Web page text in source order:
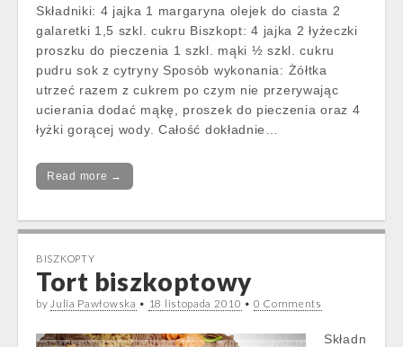
Składniki: 4 jajka 1 margaryna olejek do ciasta 2
galaretki 1,5 szkl. cukru Biszkopt: 4 jajka 2 łyżeczki
proszku do pieczenia 1 szkl. mąki ½ szkl. cukru
pudru sok z cytryny Sposób wykonania: Żółtka
utrzeć razem z cukrem po czym nie przerywając
ucierania dodać mąkę, proszek do pieczenia oraz 4
łyżki gorącej wody. Całość dokładnie…
Read more →
BISZKOPTY
Tort biszkoptowy
byJulia Pawłowska • 18 listopada 2010 • 0 Comments
Składn